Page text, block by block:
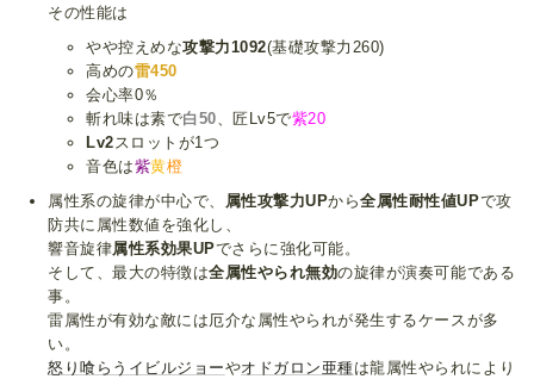
その性能は
やや控えめな攻撃力1092(基礎攻撃力260)
高めの雷450
会心率0％
斬れ味は素で白50、匠Lv5で紫20
Lv2スロットが1つ
音色は紫黄橙
属性系の旋律が中心で、 属性攻撃力UPから全属性耐性値UPで攻
防共に属性数値を強化し、
響音旋律属性系効果UPでさらに強化可能。
そして、最大の特徴は全属性やられ無効の旋律が演奏可能である
事。
雷属性が有効な敵には厄介な属性やられが発生するケースが多
い。
怒り喰らうイビルジョーやオドガロン亜種は龍属性やられにより